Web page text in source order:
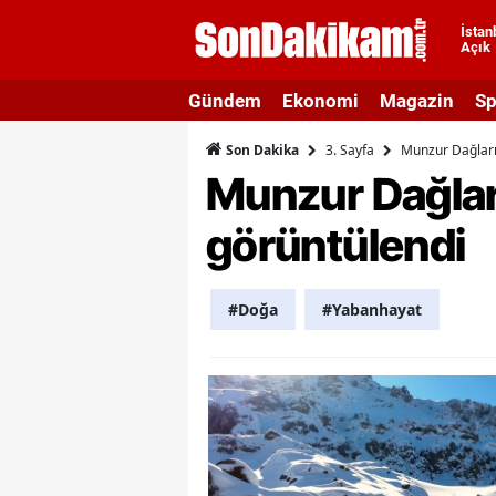
Açık
Gündem Ekonomi Magazin
Son Dakika 3. Sayfa Munzur
Munzur
görüntülendi
#Doğa #Yabanhayat